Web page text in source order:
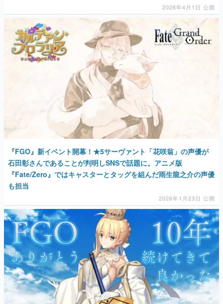
2026年4月1日 公開
『FGO』新イベント開幕！★5サーヴァント「花咲翁」の声優が
石田彰さんであることが判明しSNSで話題に。アニメ版
『Fate/Zero』ではキャスターとタッグを組んだ雨生龍之介の声優
も担当
2026年1月23日 公開